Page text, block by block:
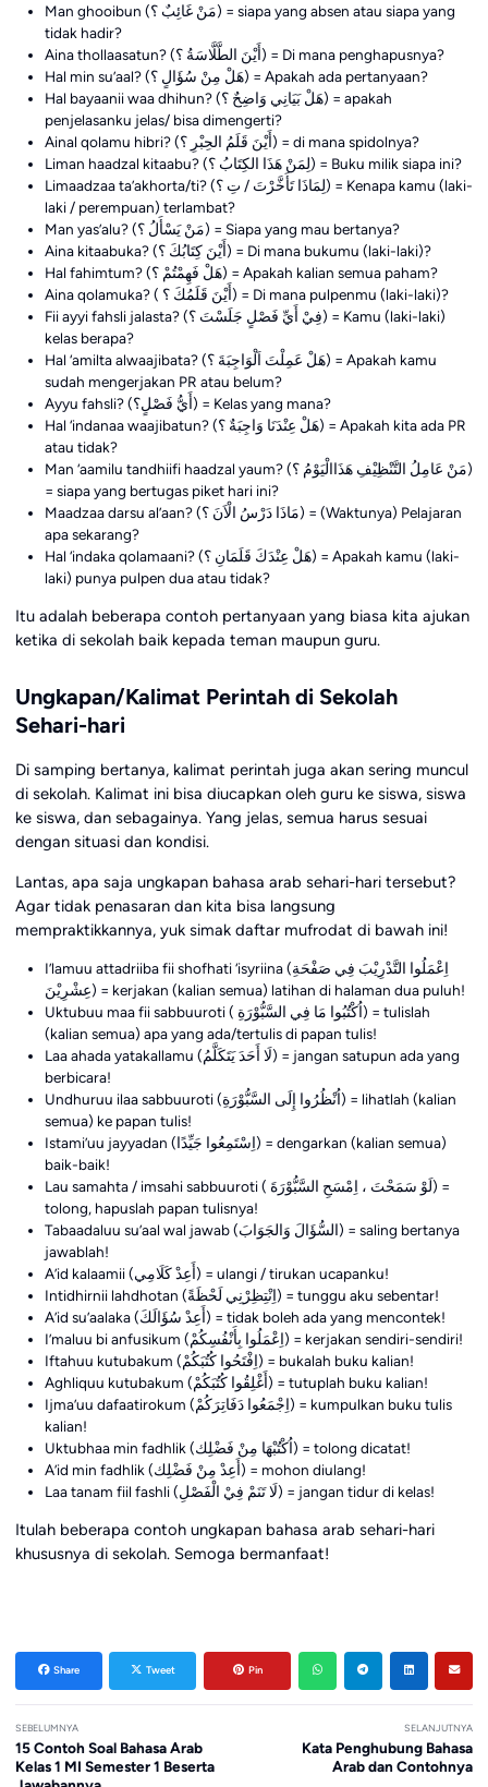
Man ghooibun (مَنْ غَائِبٌ ؟) = siapa yang absen atau siapa yang
tidak hadir?
Aina thollaasatun? (أَيْنَ الطَّلَّاسَةُ ؟) = Di mana penghapusnya?
Hal min su’aal? (هَلْ مِنْ سُؤَالٍ ؟) = Apakah ada pertanyaan?
Hal bayaanii waa dhihun? (هَلْ بَيَانِي وَاضِحٌ ؟) = apakah
penjelasanku jelas/ bisa dimengerti?
Ainal qolamu hibri? (أَيْنَ قَلَمُ الحِبْرِ ؟) = di mana spidolnya?
Liman haadzal kitaabu? (لِمَنْ هَذَا الكِتَابُ ؟) = Buku milik siapa ini?
Limaadzaa ta’akhorta/ti? (لِمَاذَا تَأَخَّرْتَ / تِ ؟) = Kenapa kamu (laki-
laki / perempuan) terlambat?
Man yas’alu? (مَنْ يَسْأَلُ ؟) = Siapa yang mau bertanya?
Aina kitaabuka? (أَيْنَ كِتَابُكَ ؟) = Di mana bukumu (laki-laki)?
Hal fahimtum? (هَلْ فَهِمْتُمْ ؟) = Apakah kalian semua paham?
Aina qolamuka? ( أَيْنَ قَلَمُكَ ؟) = Di mana pulpenmu (laki-laki)?
Fii ayyi fahsli jalasta? (فِيْ أَيِّ فَصْلٍ جَلَسْتَ ؟) = Kamu (laki-laki)
kelas berapa?
Hal ‘amilta alwaajibata? (هَلْ عَمِلْتَ اَلْوَاجِبَةَ ؟) = Apakah kamu
sudah mengerjakan PR atau belum?
Ayyu fahsli? (أَيُّ فَصْلٍ؟) = Kelas yang mana?
Hal ‘indanaa waajibatun? (هَلْ عِنْدَنَا وَاجِبَةٌ ؟) = Apakah kita ada PR
atau tidak?
Man ‘aamilu tandhiifi haadzal yaum? (مَنْ عَامِلُ التَّنْظِيْفِ هَذَاالْيَوْمُ ؟)
= siapa yang bertugas piket hari ini?
Maadzaa darsu al’aan? (مَاذَا دَرْسُ الْاَنَ ؟) = (Waktunya) Pelajaran
apa sekarang?
Hal ‘indaka qolamaani? (هَلْ عِنْدَكَ قَلَمَانِ ؟) = Apakah kamu (laki-
laki) punya pulpen dua atau tidak?
Itu adalah beberapa contoh pertanyaan yang biasa kita ajukan
ketika di sekolah baik kepada teman maupun guru.
Ungkapan/Kalimat Perintah di Sekolah
Sehari-hari
Di samping bertanya, kalimat perintah juga akan sering muncul
di sekolah. Kalimat ini bisa diucapkan oleh guru ke siswa, siswa
ke siswa, dan sebagainya. Yang jelas, semua harus sesuai
dengan situasi dan kondisi.
Lantas, apa saja ungkapan bahasa arab sehari-hari tersebut?
Agar tidak penasaran dan kita bisa langsung
mempraktikkannya, yuk simak daftar mufrodat di bawah ini!
I’lamuu attadriiba fii shofhati ‘isyriina (اِعْمَلُوا التَّدْرِيْبَ فِي صَفْحَةِ
عِشْرِيْنَ) = kerjakan (kalian semua) latihan di halaman dua puluh!
Uktubuu maa fii sabbuuroti ( اُكْتُبُوا مَا فِي السَّبُّوْرَةِ) = tulislah
(kalian semua) apa yang ada/tertulis di papan tulis!
Laa ahada yatakallamu (لَا أَحَدَ يَتَكَلَّمُ) = jangan satupun ada yang
berbicara!
Undhuruu ilaa sabbuuroti (اُنْظُرُوا إِلَى السَّبُّوْرَةِ) = lihatlah (kalian
semua) ke papan tulis!
Istami’uu jayyadan (اِسْتَمِعُوا جَيِّدًا) = dengarkan (kalian semua)
baik-baik!
Lau samahta / imsahi sabbuuroti ( لَوْ سَمَحْتَ ، اِمْسَحِ السَّبُّوْرَةَ) =
tolong, hapuslah papan tulisnya!
Tabaadaluu su’aal wal jawab (السُّؤَالَ وَالجَوَابَ) = saling bertanya
jawablah!
A’id kalaamii (أَعِدْ كَلَامِي) = ulangi / tirukan ucapanku!
Intidhirnii lahdhotan (اِنْتِظِرْنِي لَحْظَةً) = tunggu aku sebentar!
A’id su’aalaka (أَعِدْ سُؤَالَكَ) = tidak boleh ada yang mencontek!
I’maluu bi anfusikum (اِعْمَلُوا بِأَنْفُسِكُمْ) = kerjakan sendiri-sendiri!
Iftahuu kutubakum (اِفْتَحُوا كُتُبَكُمْ) = bukalah buku kalian!
Aghliquu kutubakum (أَغْلِقُوا كُتُبَكُمْ) = tutuplah buku kalian!
Ijma’uu dafaatirokum (اِجْمَعُوا دَفَاتِرَكُمْ) = kumpulkan buku tulis
kalian!
Uktubhaa min fadhlik (اُكْتُبْهَا مِنْ فَضْلِك) = tolong dicatat!
A’id min fadhlik (أَعِدْ مِنْ فَضْلِك) = mohon diulang!
Laa tanam fiil fashli (لَا تَنَمْ فِيْ الْفَصْلِ) = jangan tidur di kelas!
Itulah beberapa contoh ungkapan bahasa arab sehari-hari
khususnya di sekolah. Semoga bermanfaat!
Share Tweet Pin
SEBELUMNYA
15 Contoh Soal Bahasa Arab
Kelas 1 MI Semester 1 Beserta
SELANJUTNYA
Kata Penghubung Bahasa
Arab dan Contohnya